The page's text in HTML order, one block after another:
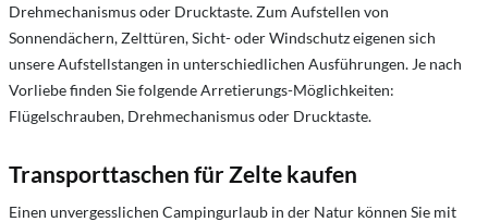
Drehmechanismus oder Drucktaste. Zum Aufstellen von
Sonnendächern, Zelttüren, Sicht- oder Windschutz eigenen sich
unsere Aufstellstangen in unterschiedlichen Ausführungen. Je nach
Vorliebe finden Sie folgende Arretierungs-Möglichkeiten:
Flügelschrauben, Drehmechanismus oder Drucktaste.
Transporttaschen für Zelte kaufen
Einen unvergesslichen Campingurlaub in der Natur können Sie mit